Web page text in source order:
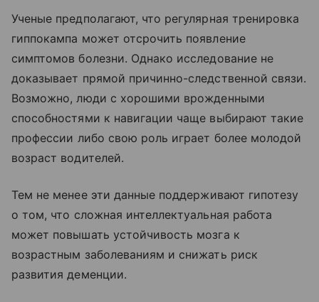
Ученые предполагают, что регулярная тренировка
гиппокампа может отсрочить появление
симптомов болезни. Однако исследование не
доказывает прямой причинно-следственной связи.
Возможно, люди с хорошими врожденными
способностями к навигации чаще выбирают такие
профессии либо свою роль играет более молодой
возраст водителей.
Тем не менее эти данные поддерживают гипотезу
о том, что сложная интеллектуальная работа
может повышать устойчивость мозга к
возрастным заболеваниям и снижать риск
развития деменции.